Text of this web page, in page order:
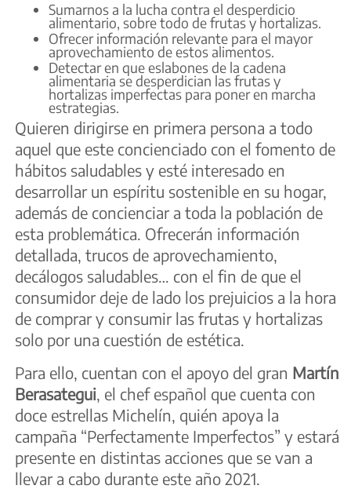
Sumarnos a la lucha contra el desperdicio
alimentario, sobre todo de frutas y hortalizas.
Ofrecer información relevante para el mayor
aprovechamiento de estos alimentos.
Detectar en que eslabones de la cadena
alimentaria se desperdician las frutas y
hortalizas imperfectas para poner en marcha
estrategias.
Quieren dirigirse en primera persona a todo
aquel que este concienciado con el fomento de
hábitos saludables y esté interesado en
desarrollar un espíritu sostenible en su hogar,
además de concienciar a toda la población de
esta problemática. Ofrecerán información
detallada, trucos de aprovechamiento,
decálogos saludables… con el fin de que el
consumidor deje de lado los prejuicios a la hora
de comprar y consumir las frutas y hortalizas
solo por una cuestión de estética.
Para ello, cuentan con el apoyo del gran Martín
Berasategui , el chef español que cuenta con
doce estrellas Michelín, quién apoya la
campaña “Perfectamente Imperfectos” y estará
presente en distintas acciones que se van a
llevar a cabo durante este año 2021.